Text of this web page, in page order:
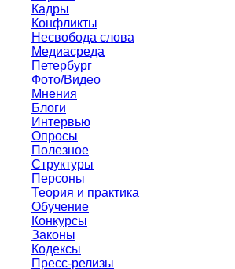
Кадры
Конфликты
Несвобода слова
Медиасреда
Петербург
Фото/Видео
Мнения
Блоги
Интервью
Опросы
Полезное
Структуры
Персоны
Теория и практика
Обучение
Конкурсы
Законы
Кодексы
Пресс-релизы